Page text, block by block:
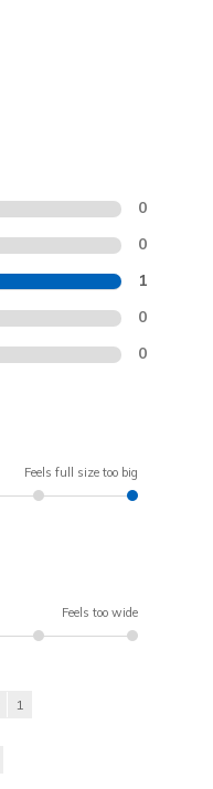
0
0
1
0
0
Feels full size too big
Feels too wide
1